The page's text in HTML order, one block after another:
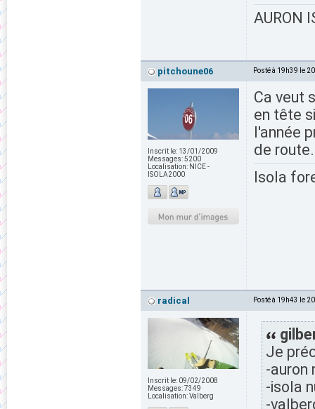
AURON
pitchoune06 Posté à 19h39 le
Inscrit le: 13/01/2009
Messages:5200
Localisation: NICE -
ISOLA2000
Ca veut
en tête
l'année
de route.
Isola
radical Posté à 19h43 le
Inscrit le: 09/02/2008
Messages:7349
Localisation:Valberg
Je
-auron
-isola
-